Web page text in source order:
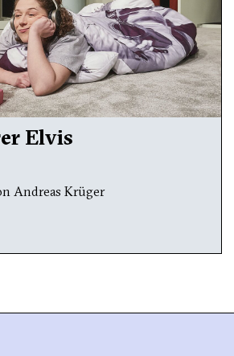
Elvis
Andreas Krüger